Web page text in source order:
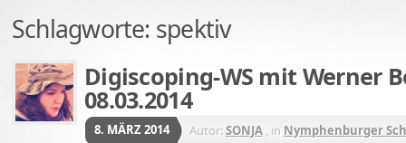
Schlagworte: spektiv
Digiscoping-WS mit Werner
08.03.2014
8. MÄRZ 2014 Autor:SONJA , in Nymphenburger